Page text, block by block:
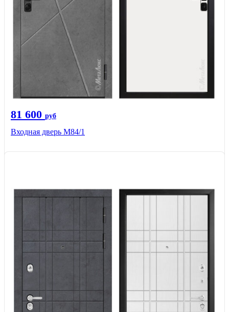
81 600 руб
Входная дверь M84/1